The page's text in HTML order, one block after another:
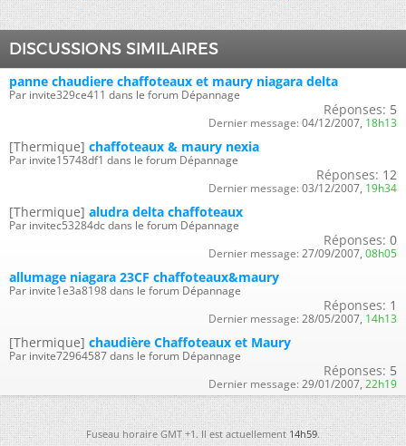
DISCUSSIONS SIMILAIRES
panne chaudiere chaffoteaux et maury niagara delta
Par invite329ce411 dans le forum Dépannage
Réponses: 5
Dernier message: 04/12/2007, 18h13
[Thermique] chaffoteaux & maury nexia
Par invite15748df1 dans le forum Dépannage
Réponses: 12
Dernier message: 03/12/2007, 19h34
[Thermique] aludra delta chaffoteaux
Par invitec53284dc dans le forum Dépannage
Réponses: 0
Dernier message: 27/09/2007, 08h05
allumage niagara 23CF chaffoteaux&maury
Par invite1e3a8198 dans le forum Dépannage
Réponses: 1
Dernier message: 28/05/2007, 14h13
[Thermique] chaudière Chaffoteaux et Maury
Par invite72964587 dans le forum Dépannage
Réponses: 5
Dernier message: 29/01/2007, 22h19
Fuseau horaire GMT +1. Il est actuellement14h59.